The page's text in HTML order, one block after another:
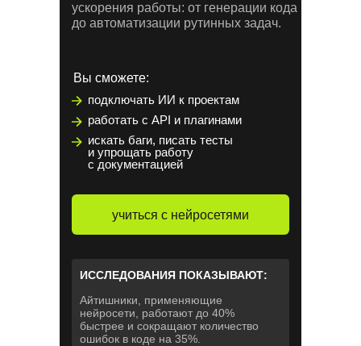
ускорения работы: от генерации кода
до автоматизации рутинных задач.
учиться с нейросетями
ИССЛЕДОВАНИЯ ПОКАЗЫВАЮТ:
Айтишники, применяющие
нейросети, работают до 40%
быстрее и сокращают количество
ошибок в коде на 35%.
Вы сможете:
подключать ИИ к проектам
работать с API и плагинами
искать баги, писать тесты
и упрощать работу
с документацией